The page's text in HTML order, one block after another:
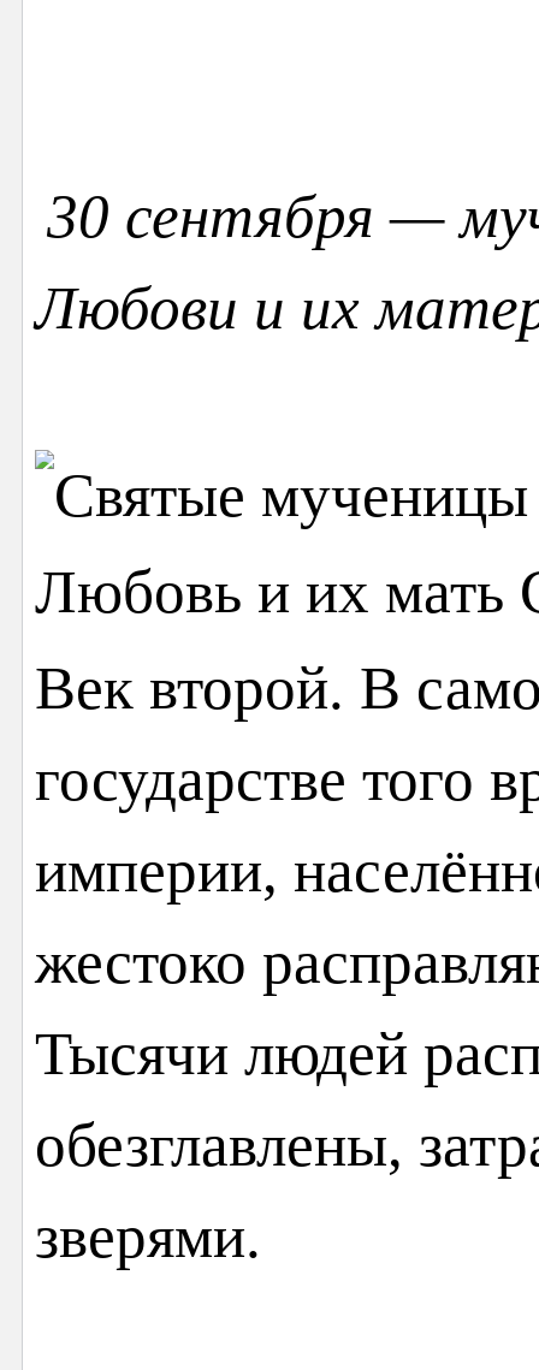
30 сентября —
Любови и их
Век второй. В
государстве
империи,
жестоко
Тысячи людей
обезглавлены,
зверями.